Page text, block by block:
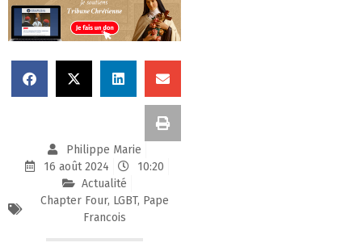
Philippe Marie
16 août 2024
10:20
Actualité
Chapter Four, LGBT, Pape
Francois